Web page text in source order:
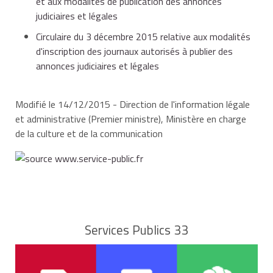
paraître depuis plus de 6 mois au moins,
avoir son siège social et être publié, ou avoir une
département,
publicité, annonces judiciaires et légales comprises,
minimum fixé par décret en fonction de la
population de chaque département.
judiciaires et légales
Circulaire du 3 décembre 2015 relative aux modalités
d'inscription des journaux autorisés à publier des
annonces judiciaires et légales
Modifié le 14/12/2015 - Direction de l'information légale
et administrative (Premier ministre), Ministère en charge
de la culture et de la communication
Services Publics 33